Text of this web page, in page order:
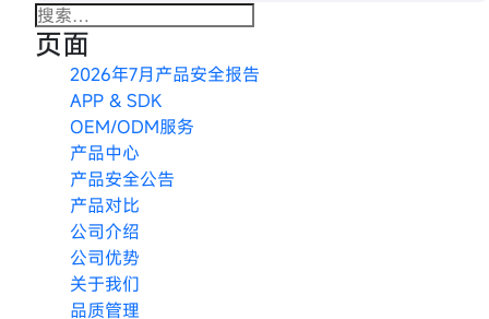
搜
索：
页面
2026年7月产品安全报告
APP & SDK
OEM/ODM服务
产品中心
产品安全公告
产品对比
公司介绍
公司优势
关于我们
品质管理